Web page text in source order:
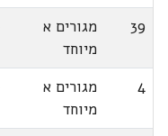
39
מגורים א
מיוחד
4
מגורים א
מיוחד